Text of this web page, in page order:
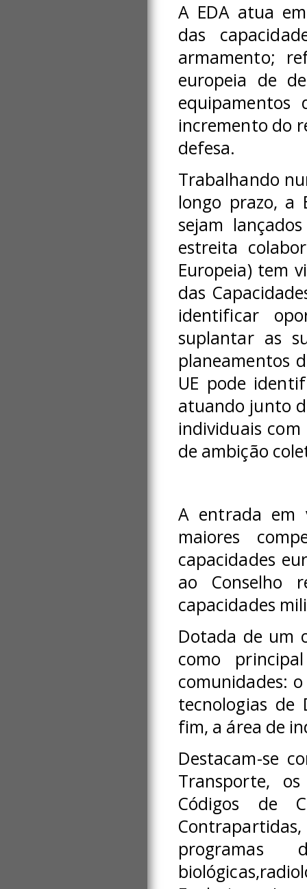
A EDA atua
das
armamento;
europeia de
incremento do
defesa.
Trabalhando
longo prazo, a
sejam
estreita
Europeia) tem
das
identificar
suplantar as
planeamentos
UE pode
atuando junto
individuais
de ambição
A entrada em
maiores
capacidades
ao Conselho
capacidades
Dotada de um
como
comunidades:
tecnologias de
fim, a área de
Destacam-se
Transporte,
Códigos de